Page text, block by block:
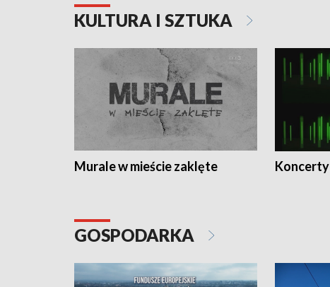
KULTURA I SZTUKA
Murale w mieście zaklęte Koncerty
GOSPODARKA